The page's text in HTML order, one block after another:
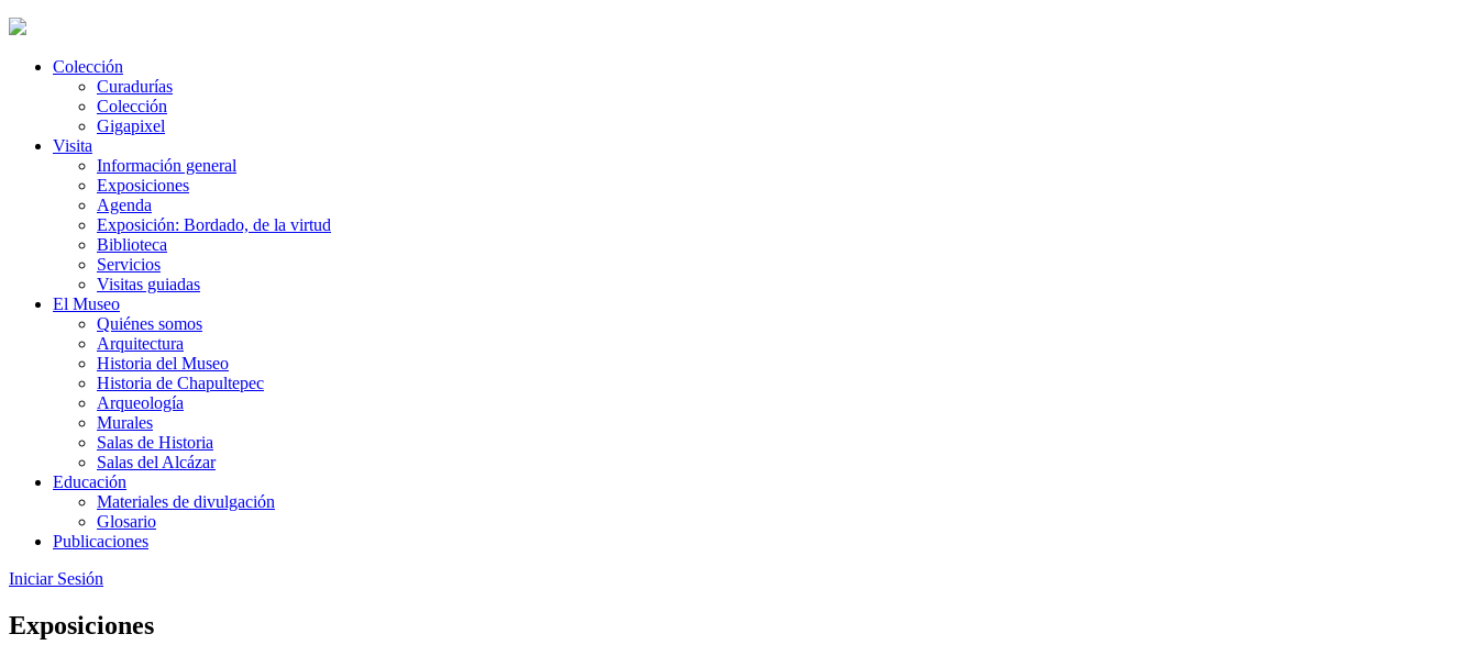
Colección
Curadurías
Colección
Gigapixel
Visita
Información general
Exposiciones
Agenda
Exposición: Bordado, de la virtud
Biblioteca
Servicios
Visitas guiadas
El Museo
Quiénes somos
Arquitectura
Historia del Museo
Historia de Chapultepec
Arqueología
Murales
Salas de Historia
Salas del Alcázar
Educación
Materiales de divulgación
Glosario
Publicaciones
Iniciar Sesión
Exposiciones